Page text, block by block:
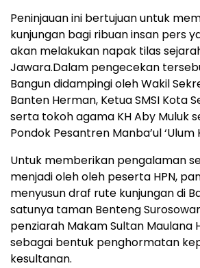
Peninjauan ini bertujuan untuk
kunjungan bagi ribuan insan pers
akan melakukan napak tilas
Jawara.Dalam pengecekan
Bangun didampingi oleh Wakil
Banten Herman, Ketua SMSI Kota
serta tokoh agama KH Aby Muluk
Pondok Pesantren Manba’ul ‘Ulum
Untuk memberikan pengalaman
menjadi oleh oleh peserta HPN,
menyusun draf rute kunjungan di
satunya taman Benteng
penziarah Makam Sultan Maulana
sebagai bentuk penghormatan
kesultanan.